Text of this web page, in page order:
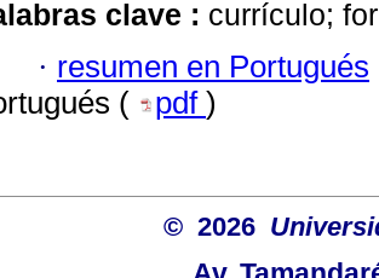
clave : currículo;
· resumen en Portugués
(
pdf )
© 2026